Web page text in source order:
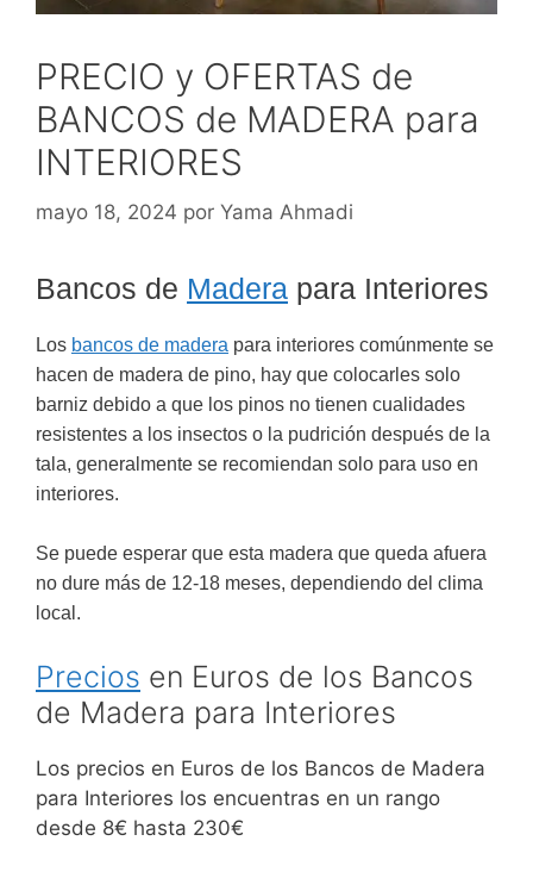
PRECIO y OFERTAS de
BANCOS de MADERA para
INTERIORES
mayo 18, 2024 por Yama Ahmadi
Bancos de Madera para Interiores
Los bancos de madera para interiores comúnmente se
hacen de madera de pino, hay que colocarles solo
barniz debido a que los pinos no tienen cualidades
resistentes a los insectos o la pudrición después de la
tala, generalmente se recomiendan solo para uso en
interiores.
Se puede esperar que esta madera que queda afuera
no dure más de 12-18 meses, dependiendo del clima
local.
Precios en Euros de los Bancos
de Madera para Interiores
Los precios en Euros de los Bancos de Madera
para Interiores los encuentras en un rango
desde 8€ hasta 230€